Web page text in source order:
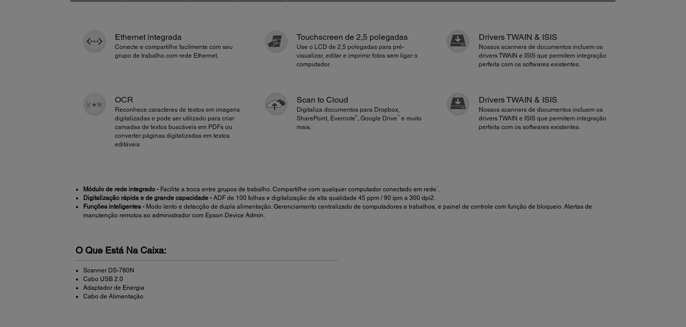
Ethernet integrada
Conecte e compartilhe facilmente com seu
grupo de trabalho com rede Ethernet.
Touchscreen de 2,5 polegadas
Use o LCD de 2,5 polegadas para pré-
visualizar, editar e imprimir fotos sem ligar o
computador.
Drivers TWAIN & ISIS
Nossos scanners de documentos incluem os
drivers TWAIN e ISIS que permitem integração
perfeita com os softwares existentes.
OCR
Reconhece caracteres de textos em imagens
digitalizadas e pode ser utilizado para criar
camadas de textos buscáveis em PDFs ou
converter páginas digitalizadas em textos
editáveis
Scan to Cloud
Digitaliza documentos para Dropbox,
SharePoint, Evernote® , Google Drive ™
e muito
mais.
Drivers TWAIN & ISIS
Nossos scanners de documentos incluem os
drivers TWAIN e ISIS que permitem integração
perfeita com os softwares existentes.
Módulo de rede integrado - Facilite a troca entre grupos de trabalho. Compartilhe com qualquer computador conectado em rede 1 .
Digitalização rápida e de grande capacidade -ADF de 100 folhas e digitalização de alta qualidade 45 ppm / 90 ipm a 300 dpi2.
Funções inteligentes - Modo lento e detecção de dupla alimentação. Gerenciamento centralizado de computadores e trabalhos, e painel de controle com função de bloqueio. Alertas de
manutenção remotos ao administrador com Epson Device Admin.
O Que Está Na Caixa:
Scanner DS-780N
Cabo USB 2.0
Adaptador de Energia
Cabo de Alimentação